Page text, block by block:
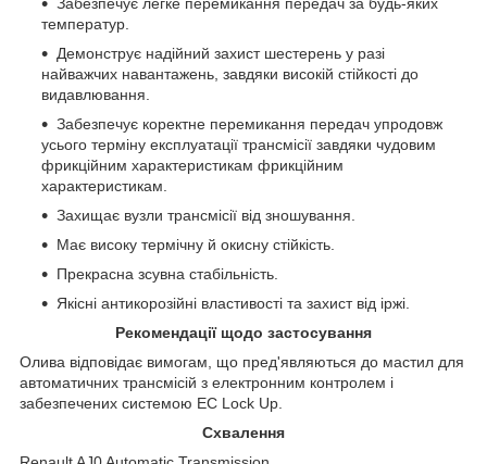
Забезпечує легке перемикання передач за будь-яких
температур.
Демонструє надійний захист шестерень у разі
найважчих навантажень, завдяки високій стійкості до
видавлювання.
Забезпечує коректне перемикання передач упродовж
усього терміну експлуатації трансмісії завдяки чудовим
фрикційним характеристикам фрикційним
характеристикам.
Захищає вузли трансмісії від зношування.
Має високу термічну й окисну стійкість.
Прекрасна зсувна стабільність.
Якісні антикорозійні властивості та захист від іржі.
Рекомендації щодо застосування
Олива відповідає вимогам, що пред'являються до мастил для
автоматичних трансмісій з електронним контролем і
забезпечених системою EC Lock Up.
Схвалення